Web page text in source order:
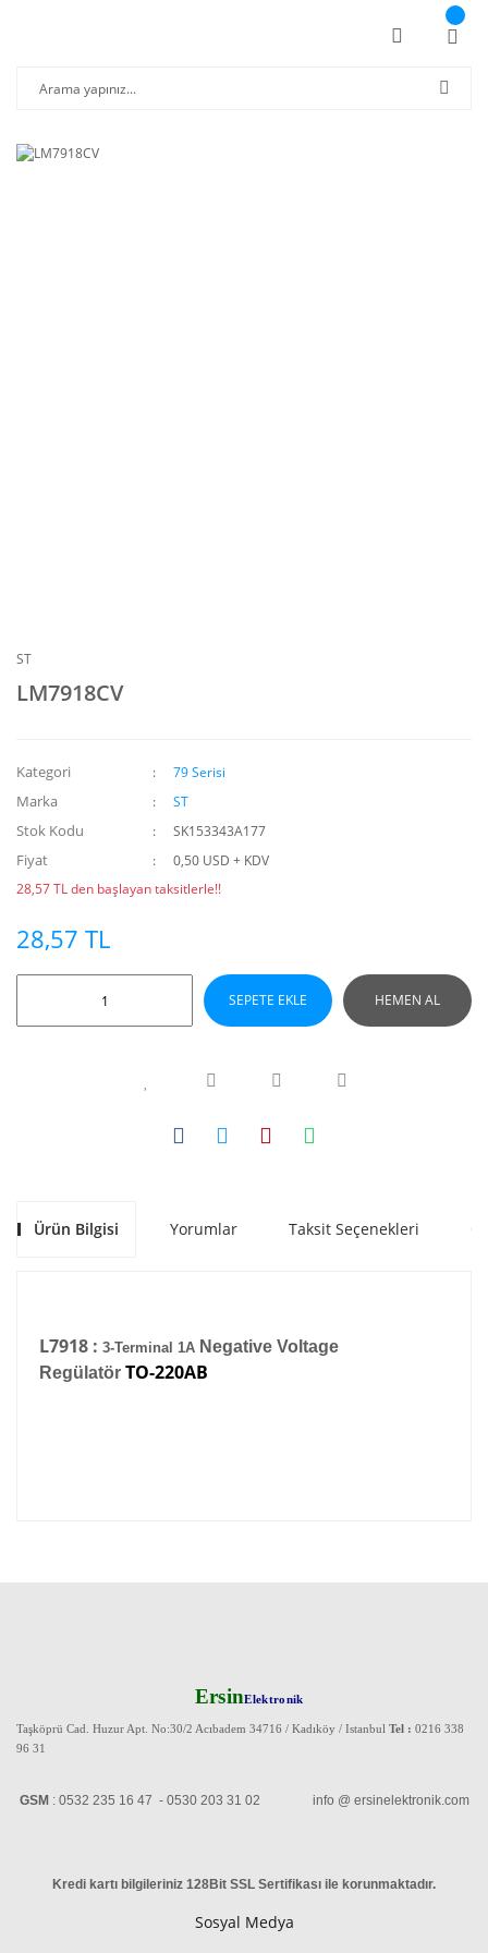
ST
LM7918CV
Kategori 79 Serisi
Marka ST
Stok Kodu SK153343A177
Fiyat
0,50 USD + KDV
28,57 TL den başlayan taksitlerle!!
28,57 TL
SEPETE EKLE HEMEN AL
Ürün Bilgisi Yorumlar Taksit Seçenekleri
L7918 : 3-Terminal 1A Negative Voltage
Regülatör TO-220AB
ErsinElektronik
Taşköprü Cad. Huzur Apt. No:30/2 Acıbadem 34716 / Kadıköy / Istanbul Tel : 0216 338
96 31
GSM : 0532 235 16 47 - 0530 203 31 02 info @ ersinelektronik.com
Kredi kartı bilgileriniz 128Bit SSL Sertifikası ile korunmaktadır.
Sosyal Medya